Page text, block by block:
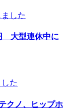
した
大型連休中に
た
クノ、ヒップホ